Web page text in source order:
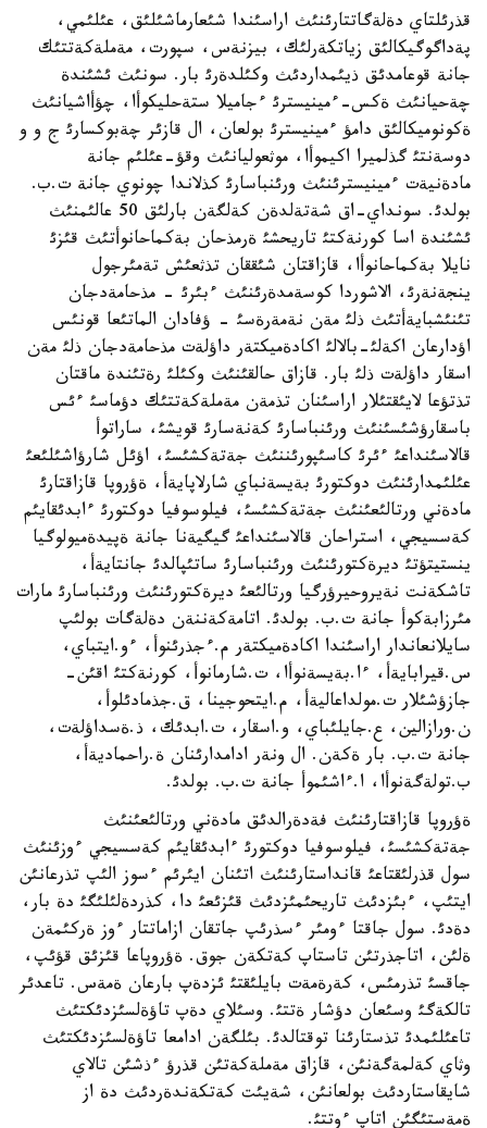
قذرئلتاي دةلةگاتتارئنئث اراسئندا شئعارماشئلئق، عئلئمي،
پةداگوگيكالئق زياتكةرلئك، بيزنةس، سپورت، مةملةكةتتئك
جانة قوعامدئق ذيئمداردئث وكئلدةرئ بار. سونئث ئشئندة
چةحيانئث ةكس-ءمينيسترئ ءجاميلا ستةحليكوأا، چؤأاشيانئث
ةكونوميكالئق دامؤ ءمينيسترئ بولعان، ال قازئر چةبوكسارئ ج و و
دوسةنتئ گذلميرا اكيموأا، موثعوليانئث وقؤ-عئلئم جانة
مادةنيةت ءمينيسترئنئث ورئنباسارئ كذلاندا چونوي جانة ت.ب.
بولدئ. سونداي-اق شةتةلدةن كةلگةن بارلئق 50 عالئمنئث
ئشئندة اسا كورنةكتئ تاريحشئ ةرمذحان بةكماحانوأتئث قئزئ
نايلا بةكماحانوأا، قازاقتان شئققان تذثعئش تةمئرجول
ينجةنةرئ، الاشوردا كوسةمدةرئنئث ءبئرئ - مذحامةدجان
تئنئشبايةأتئث ذلئ مةن نةمةرةسئ - ؤفادان الماتئعا قونئس
اؤدارعان اكةلئ-بالالئ اكادةميكتةر داؤلةت مذحامةدجان ذلئ مةن
اسقار داؤلةت ذلئ بار. قازاق حالقئنئث وكئلئ رةتئندة ماقتان
تذتؤعا لايئقتئلار اراسئنان تذمةن مةملةكةتتئك دؤماسئ ءئس
باسقارؤشئسئنئث ورئنباسارئ كةنةسارئ قويشئ، ساراتوأ
قالاسئنداعئ ءئرئ كاسئپورئننئث جةتةكشئسئ، اؤئل شارؤاشئلئعئ
عئلئمدارئنئث دوكتورئ بةيسةنباي شارلاپايةأ، ةؤروپا قازاقتارئ
مادةني ورتالئعئنئث جةتةكشئسئ، فيلوسوفيا دوكتورئ ءابدئقايئم
كةسسيجي، استراحان قالاسئنداعئ گيگيةنا جانة ةپيدةميولوگيا
ينستيتؤتئ ديرةكتورئنئث ورئنباسارئ ساتئپالدئ جانتايةأ،
تاشكةنت نةيروحيرؤرگيا ورتالئعئ ديرةكتورئنئث ورئنباسارئ مارات
مئرزابةكوأ جانة ت.ب. بولدئ. اتامةكةننةن دةلةگات بولئپ
سايلانعاندار اراسئندا اكادةميكتةر م.ءجذرئنوأ، ءو.ايتباي،
س.قيرابايةأ، ءا.بةيسةنوأا، ت.شارمانوأ، كورنةكتئ اقئن-
جازؤشئلار ت.مولداعاليةأ، م.ايتحوجينا، ق.جذمادئلوأ،
ن.ورازالين، ع.جايلئباي، و.اسقار، ت.ابدئك، ذ.ةسداؤلةت،
جانة ت.ب. بار ةكةن. ال ونةر ادامدارئنان ة.راحماديةأ،
ب.تولةگةنوأا، ا.ءاشئموأ جانة ت.ب. بولدئ.
ةؤروپا قازاقتارئنئث فةدةرالدئق مادةني ورتالئعئنئث
جةتةكشئسئ، فيلوسوفيا دوكتورئ ءابدئقايئم كةسسيجي ءوزئنئث
سول قذرلئقتاعئ قانداستارئنئث اتئنان ايئرئم ءسوز الئپ تذرعانئن
ايتئپ، ءبئزدئث تاريحئمئزدئث قئزئعئ دا، كذردةلئلئگئ دة بار،
دةدئ. سول جاقتا ءومئر ءسذرئپ جاتقان ازاماتتار ءوز ةركئمةن
ةلئن، اتاجذرتئن تاستاپ كةتكةن جوق. ةؤروپاعا قئزئق قؤئپ،
جاقسئ تذرمئس، كةرةمةت بايلئقتئ ئزدةپ بارعان ةمةس. تاعدئر
تالكةگئ وسئعان دؤشار ةتتئ. وسئلاي دةپ تاؤةلسئزدئكتئث
تاعئلئمدئ تذستارئنا توقتالدئ. بئلگةن ادامعا تاؤةلسئزدئكتئث
وثاي كةلمةگةنئن، قازاق مةملةكةتئن قذرؤ ءذشئن تالاي
شايقاستاردئث بولعانئن، شةيئت كةتكةندةردئث دة از
ةمةستئگئن اتاپ ءوتتئ.